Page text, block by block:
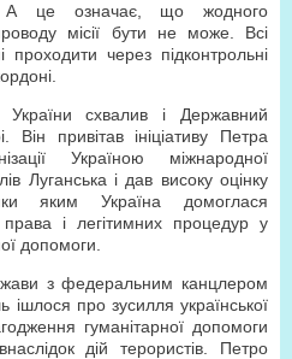
А це означає, що жодного
місії бути не може. Всі
проходити через підконтрольні
схвалив і Державний
привітав ініціативу Петра
Україною міжнародної
Луганська і дав високу оцінку
яким Україна домоглася
і легітимних процедур у
допомоги.
з федеральним канцлером
про зусилля української
гуманітарної допомоги
дій терористів. Петро